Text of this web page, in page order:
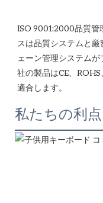
ISO 9001:2000品質管
スは品質システムと
ェーン管理システム
社の製品はCE、
私たちの利点